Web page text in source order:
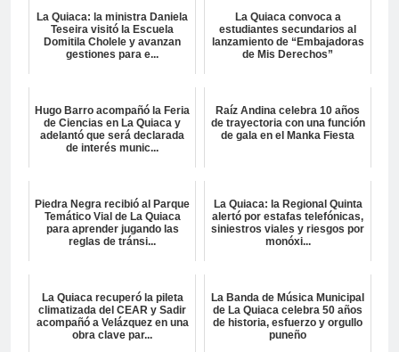
La Quiaca: la ministra Daniela
Teseira visitó la Escuela
Domitila Cholele y avanzan
gestiones para e...
La Quiaca convoca a
estudiantes secundarios al
lanzamiento de “Embajadoras
de Mis Derechos”
Hugo Barro acompañó la Feria
de Ciencias en La Quiaca y
adelantó que será declarada
de interés munic...
Raíz Andina celebra 10 años
de trayectoria con una función
de gala en el Manka Fiesta
Piedra Negra recibió al Parque
Temático Vial de La Quiaca
para aprender jugando las
reglas de tránsi...
La Quiaca: la Regional Quinta
alertó por estafas telefónicas,
siniestros viales y riesgos por
monóxi...
La Quiaca recuperó la pileta
climatizada del CEAR y Sadir
acompañó a Velázquez en una
obra clave par...
La Banda de Música Municipal
de La Quiaca celebra 50 años
de historia, esfuerzo y orgullo
puneño